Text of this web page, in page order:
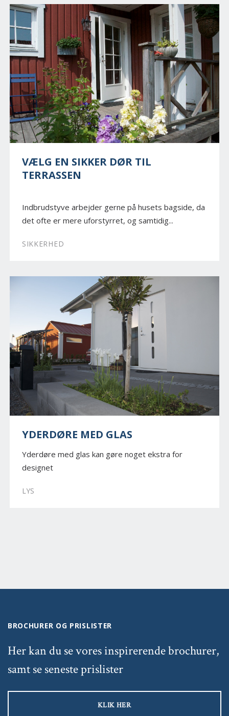
VÆLG EN SIKKER DØR TIL
TERRASSEN
Indbrudstyve arbejder gerne på husets bagside, da
det ofte er mere uforstyrret, og samtidig...
SIKKERHED
YDERDØRE MED GLAS
Yderdøre med glas kan gøre noget ekstra for
designet
LYS
BROCHURER OG PRISLISTER
Her kan du se vores inspirerende brochurer,
samt se seneste prislister
KLIK HER